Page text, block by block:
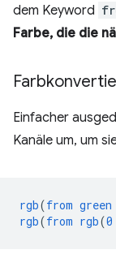
dem Keyword
Farbe, die die
Einfacher
Kanäle um, um
rgb(from green
rgb(from rgb(0